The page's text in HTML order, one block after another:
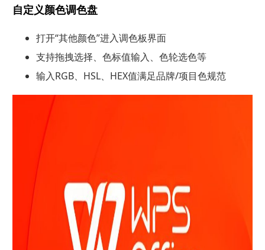
自定义颜色调色盘
打开“其他颜色”进入调色板界面
支持拖拽选择、色标值输入、色轮选色等
输入RGB、HSL、HEX值满足品牌/项目色规范